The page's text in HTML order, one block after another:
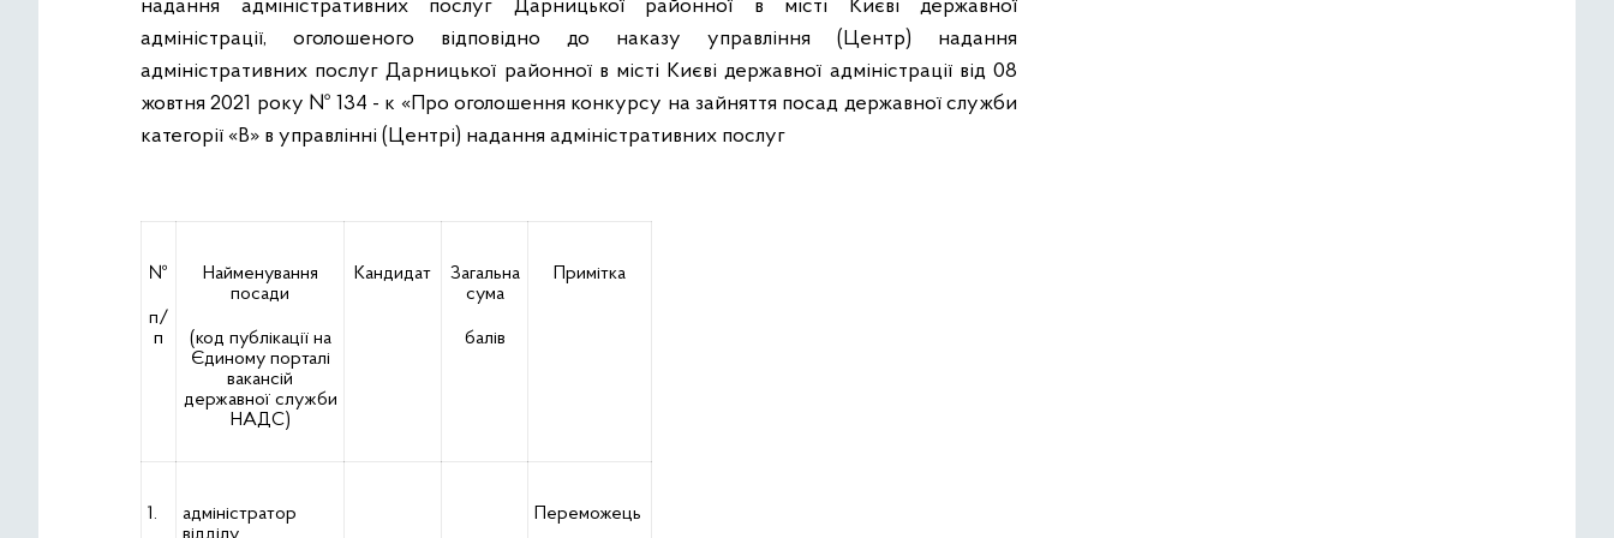
надання адміністративних послуг Дарницької районної в місті Києві державної
адміністрації, оголошеного відповідно до наказу управління (Центр) надання
адміністративних послуг Дарницької районної в місті Києві державної адміністрації від 08
жовтня 2021 року № 134 - к «Про оголошення конкурсу на зайняття посад державної служби
категорії «В» в управлінні (Центрі) надання адміністративних послуг
№
п/
п
Найменування
посади
(код публікації на
Єдиному порталі
вакансій
державної служби
НАДС)
Кандидат
Загальна
сума
балів
Примітка
1.
адміністратор
Переможець